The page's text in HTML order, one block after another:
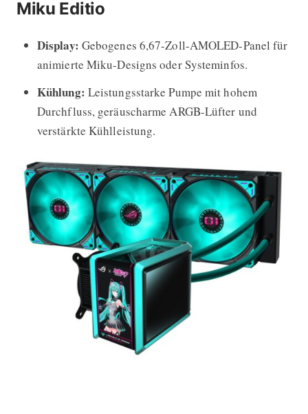
Miku Editio
Display: Gebogenes 6,67-Zoll-AMOLED-Panel für
animierte Miku-Designs oder Systeminfos.
Kühlung: Leistungsstarke Pumpe mit hohem
Durchfluss, geräuscharme ARGB-Lüfter und
verstärkte Kühlleistung.